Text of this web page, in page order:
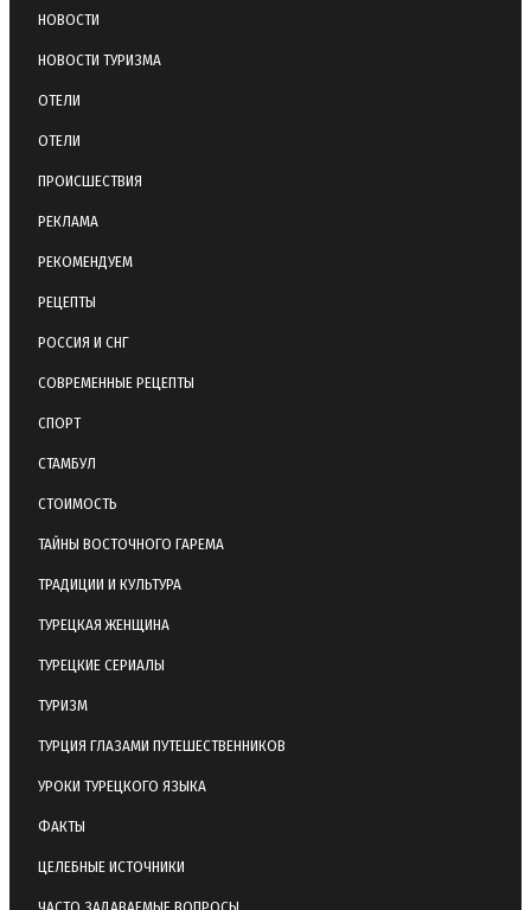
НОВОСТИ
НОВОСТИ ТУРИЗМА
ОТЕЛИ
ОТЕЛИ
ПРОИСШЕСТВИЯ
РЕКЛАМА
РЕКОМЕНДУЕМ
РЕЦЕПТЫ
РОССИЯ И СНГ
СОВРЕМЕННЫЕ РЕЦЕПТЫ
СПОРТ
СТАМБУЛ
СТОИМОСТЬ
ТАЙНЫ ВОСТОЧНОГО ГАРЕМА
ТРАДИЦИИ И КУЛЬТУРА
ТУРЕЦКАЯ ЖЕНЩИНА
ТУРЕЦКИЕ СЕРИАЛЫ
ТУРИЗМ
ТУРЦИЯ ГЛАЗАМИ ПУТЕШЕСТВЕННИКОВ
УРОКИ ТУРЕЦКОГО ЯЗЫКА
ФАКТЫ
ЦЕЛЕБНЫЕ ИСТОЧНИКИ